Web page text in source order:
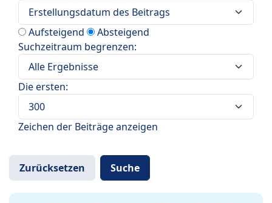
Aufsteigend
Absteigend
Suchzeitraum begrenzen:
Die ersten:
Zeichen der Beiträge anzeigen